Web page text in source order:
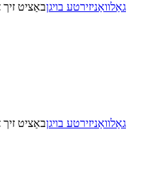
גאַלוואַניזירטע בויגןבאַציט
גאַלוואַניזירטע בויגןבאַציט